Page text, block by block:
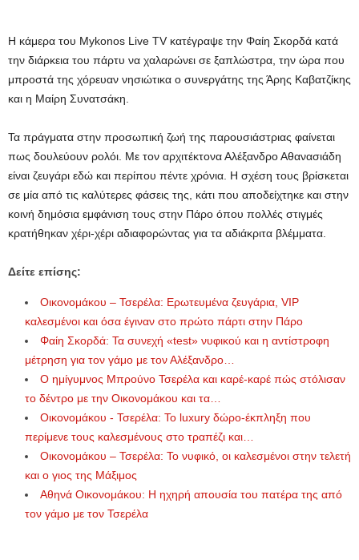
Η κάμερα του Mykonos Live TV κατέγραψε την Φαίη Σκορδά κατά
την διάρκεια του πάρτυ να χαλαρώνει σε ξαπλώστρα, την ώρα που
μπροστά της χόρευαν νησιώτικα ο συνεργάτης της Άρης Καβατζίκης
και η Μαίρη Συνατσάκη.
Τα πράγματα στην προσωπική ζωή της παρουσιάστριας φαίνεται
πως δουλεύουν ρολόι. Με τον αρχιτέκτονα Αλέξανδρο Αθανασιάδη
είναι ζευγάρι εδώ και περίπου πέντε χρόνια. Η σχέση τους βρίσκεται
σε μία από τις καλύτερες φάσεις της, κάτι που αποδείχτηκε και στην
κοινή δημόσια εμφάνιση τους στην Πάρο όπου πολλές στιγμές
κρατήθηκαν χέρι-χέρι αδιαφορώντας για τα αδιάκριτα βλέμματα.
Δείτε επίσης:
Οικονομάκου – Τσερέλα: Ερωτευμένα ζευγάρια, VIP
καλεσμένοι και όσα έγιναν στο πρώτο πάρτι στην Πάρο
Φαίη Σκορδά: Τα συνεχή «test» νυφικού και η αντίστροφη
μέτρηση για τον γάμο με τον Αλέξανδρο…
Ο ημίγυμνος Μπρούνο Τσερέλα και καρέ-καρέ πώς στόλισαν
το δέντρο με την Οικονομάκου και τα…
Οικονομάκου - Τσερέλα: Το luxury δώρο-έκπληξη που
περίμενε τους καλεσμένους στο τραπέζι και…
Οικονομάκου – Τσερέλα: Το νυφικό, οι καλεσμένοι στην τελετή
και ο γιος της Μάξιμος
Αθηνά Οικονομάκου: Η ηχηρή απουσία του πατέρα της από
τον γάμο με τον Τσερέλα